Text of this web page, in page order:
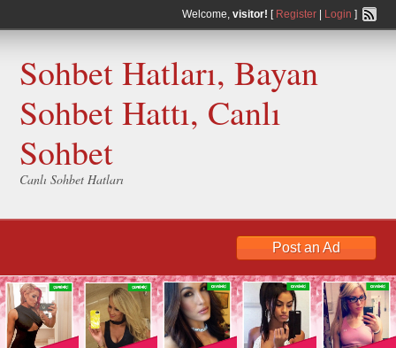
Welcome, visitor! [ Register| Login ]
Sohbet Hatları, Bayan
Sohbet Hattı, Canlı
Sohbet
Canlı Sohbet Hatları
Post an Ad